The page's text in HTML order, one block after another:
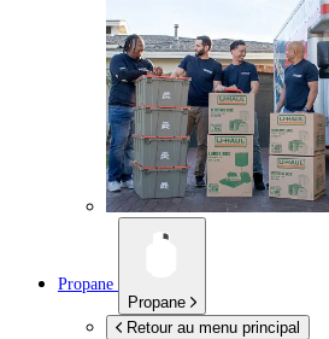
Propane
Propane
Retour au menu principal